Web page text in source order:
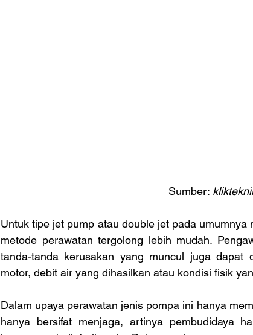
Sumber:
Untuk tipe jet pump atau double jet pada
metode perawatan tergolong lebih mudah.
tanda-tanda kerusakan yang muncul juga
motor, debit air yang dihasilkan atau kondisi fisik
Dalam upaya perawatan jenis pompa ini hanya
hanya bersifat menjaga, artinya pembudidaya